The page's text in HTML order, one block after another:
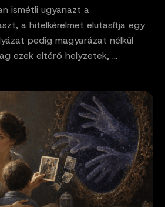
ismétli ugyanazt a
a hitelkérelmet elutasítja egy
pedig magyarázat nélkül
ezek eltérő helyzetek, ...